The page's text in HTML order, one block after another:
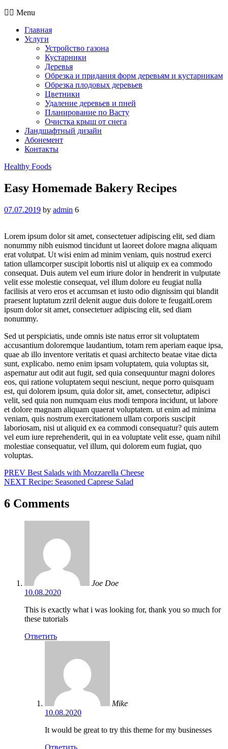
Menu
Главная
Услуги
Устройство газона
Кустарники
Деревья
Обрезка и придания форм деревьям и кустарникам
Обрезка плодовых деревьев
Цветники
Удаление деревьев и пней
Планирование по Васту
Очистка крыш от снега
Ландшафтный дизайн
Абонемент
Контакты
Categories
Healthy Foods
Easy Homemade Bakery Recipes
07.07.2019 by admin 6
Lorem ipsum dolor sit amet, consectetuer adipiscing elit, sed diam
nonummy nibh euismod tincidunt ut laoreet dolore magna aliquam
erat volutpat. Ut wisi enim ad minim veniam, quis nostrud exerci
tation ullamcorper suscipit lobortis nisl ut aliquip ex ea commodo
consequat. Duis autem vel eum iriure dolor in hendrerit in vulputate
velit esse molestie consequat, vel illum dolore eu feugiat nulla
facilisis at vero eros et accumsan et iusto odio dignissim qui blandit
praesent luptatum zzril delenit augue duis dolore te feugaitLorem
ipsum dolor sit amet, consectetuer adipiscing elit, sed diam
nonummy.
Sed ut perspiciatis, unde omnis iste natus error sit voluptatem
accusantium doloremque laudantium, totam rem aperiam eaque ipsa,
quae ab illo inventore veritatis et quasi architecto beatae vitae dicta
sunt, explicabo. nemo enim ipsam voluptatem, quia voluptas sit,
aspernatur aut odit aut fugit, sed quia consequuntur magni dolores
eos, qui ratione voluptatem sequi nesciunt, neque porro quisquam
est, qui dolorem ipsum, quia dolor sit, amet, consectetur, adipisci
velit, sed quia non numquam eius modi tempora incidunt, ut labore
et dolore magnam aliquam quaerat voluptatem. ut enim ad minima
veniam, quis nostrum exercitationem ullam corporis suscipit
laboriosam, nisi ut aliquid ex ea commodi consequatur? quis autem
vel eum iure reprehenderit, qui in ea voluptate velit esse, quam nihil
molestiae consequatur, vel illum, qui dolorem eum fugiat, quo
voluptas.
Навигация
по
записям
PREV Best Salads with Mozzarella Cheese
NEXT Recipe: Seasoned Caprese Salad
6 Comments
Joe Doe
10.08.2020
This is exactly what i was looking for, thank you so much for
these tutorials
Ответить
Mike
10.08.2020
It would be great to try this theme for my businesses
Ответить